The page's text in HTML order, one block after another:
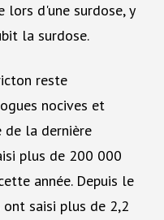
lors d'une surdose, y
la surdose.
reste
nocives et
de la dernière
plus de 200 000
année. Depuis le
saisi plus de 2,2